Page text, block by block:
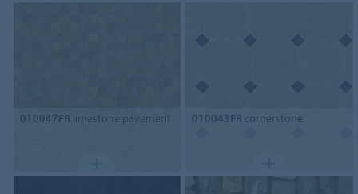
010047FR limestone pavement 010043FR cornerstone